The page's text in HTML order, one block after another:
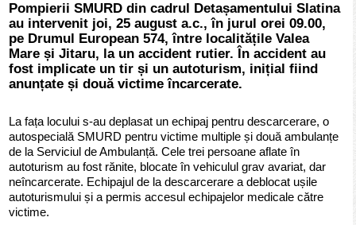
Pompierii SMURD din cadrul Detașamentului Slatina
au intervenit joi, 25 august a.c., în jurul orei 09.00,
pe Drumul European 574, între localitățile Valea
Mare și Jitaru, la un accident rutier. În accident au
fost implicate un tir și un autoturism, inițial fiind
anunțate și două victime încarcerate.
La fața locului s-au deplasat un echipaj pentru descarcerare, o
autospecială SMURD pentru victime multiple și două ambulanțe
de la Serviciul de Ambulanță. Cele trei persoane aflate în
autoturism au fost rănite, blocate în vehiculul grav avariat, dar
neîncarcerate. Echipajul de la descarcerare a deblocat ușile
autoturismului și a permis accesul echipajelor medicale către
victime.